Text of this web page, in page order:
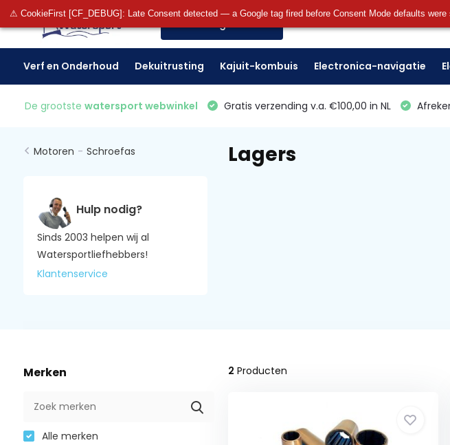
⚠ CookieFirst [CF_DEBUG]: Late Consent detected — a Google tag fired before Consent Mode defaults were
Verf en Onderhoud Dekuitrusting Kajuit-kombuis Electronica-navigatie
De grootste watersport webwinkel Gratis verzending v.a. €100,00 in NL
Motoren - Schroefas
Hulp nodig?
Sinds 2003 helpen wij al
Watersportliefhebbers!
Klantenservice
Lagers
Merken
Alle merken
2 Producten